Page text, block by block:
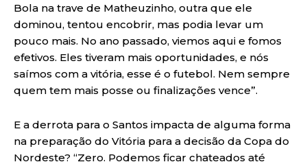
Bola na trave de Matheuzinho, outra que ele
dominou, tentou encobrir, mas podia levar um
pouco mais. No ano passado, viemos aqui e fomos
efetivos. Eles tiveram mais oportunidades, e nós
saímos com a vitória, esse é o futebol. Nem sempre
quem tem mais posse ou finalizações vence”.
E a derrota para o Santos impacta de alguma forma
na preparação do Vitória para a decisão da Copa do
Nordeste? “Zero. Podemos ficar chateados até